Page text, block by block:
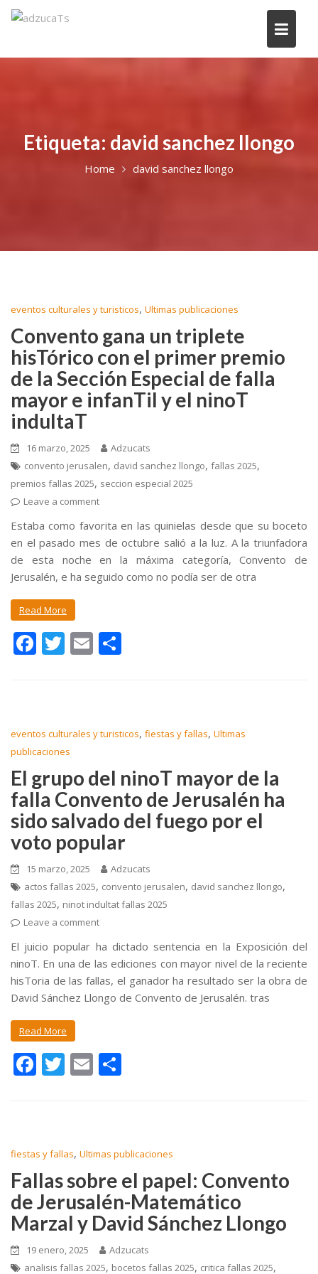
Etiqueta: david sanchez llongo
Home david sanchez llongo
eventos culturales y turisticos, Ultimas publicaciones
Convento gana un triplete
hisTórico con el primer premio
de la Sección Especial de falla
mayor e infanTil y el ninoT
indultaT
16 marzo, 2025
Adzucats
convento jerusalen, david sanchez llongo, fallas 2025,
premios fallas 2025, seccion especial 2025
Leave a comment
Estaba como favorita en las quinielas desde que su boceto
en el pasado mes de octubre salió a la luz. A la triunfadora
de esta noche en la máxima categoría, Convento de
Jerusalén, e ha seguido como no podía ser de otra
Read More
F
o
o
k
T E
ar
r
eventos culturales y turisticos, fiestas y fallas, Ultimas
publicaciones
El grupo del ninoT mayor de la
falla Convento de Jerusalén ha
sido salvado del fuego por el
voto popular
15 marzo, 2025
Adzucats
actos fallas 2025, convento jerusalen, david sanchez llongo,
fallas 2025, ninot indultat fallas 2025
Leave a comment
El juicio popular ha dictado sentencia en la Exposición del
ninoT. En una de las ediciones con mayor nivel de la reciente
hisToria de las fallas, el ganador ha resultado ser la obra de
David Sánchez Llongo de Convento de Jerusalén. tras
Read More
F
ac
o
o
k
T
w
E
m
ar
ti
r
fiestas y fallas, Ultimas publicaciones
Fallas sobre el papel: Convento
de Jerusalén-Matemático
Marzal y David Sánchez Llongo
19 enero, 2025
Adzucats
analisis fallas 2025, bocetos fallas 2025, critica fallas 2025,